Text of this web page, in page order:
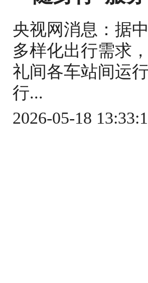
央视网消息：据
多样化出行需求
礼间各车站间运
行...
2026-05-18